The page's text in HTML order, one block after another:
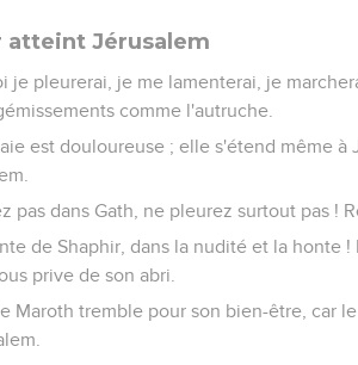
atteint Jérusalem
je pleurerai, je me lamenterai, je
comme l'autruche.
est douloureuse ; elle s'étend même
pas dans Gath, ne pleurez surtout pas !
de Shaphir, dans la nudité et la honte
prive de son abri.
Maroth tremble pour son bien-être, car